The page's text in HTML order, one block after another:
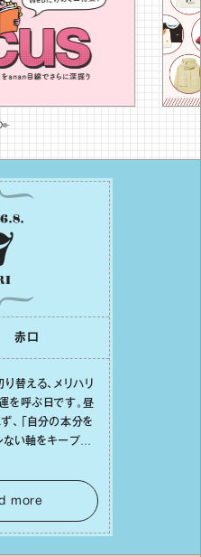
.8.
⾚⼝
替える、メリハリ
を呼ぶ⽇です。昼
、「⾃分の本分を
ない軸をキープし
、⼼にしっかりブ
の意識の切り替
安⼼感をもたらす
more